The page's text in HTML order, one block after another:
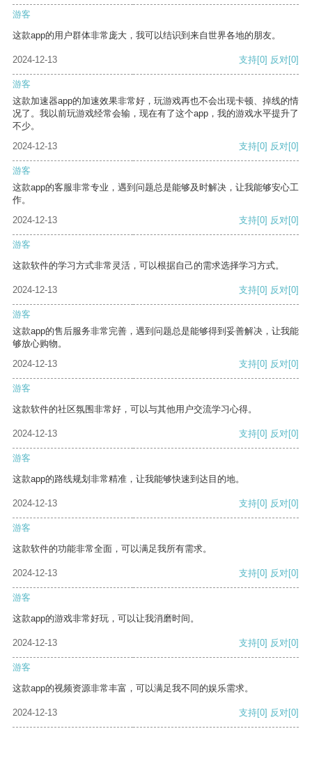
游客
这款app的用户群体非常庞大，我可以结识到来自世界各地的朋友。
2024-12-13 支持[0] 反对[0]
游客
这款加速器app的加速效果非常好，玩游戏再也不会出现卡顿、掉线的情
况了。我以前玩游戏经常会输，现在有了这个app，我的游戏水平提升了
不少。
2024-12-13
支持[0] 反对[0]
游客
这款app的客服非常专业，遇到问题总是能够及时解决，让我能够安心工
作。
2024-12-13
支持[0] 反对[0]
游客
这款软件的学习方式非常灵活，可以根据自己的需求选择学习方式。
2024-12-13 支持[0] 反对[0]
游客
这款app的售后服务非常完善，遇到问题总是能够得到妥善解决，让我能
够放心购物。
2024-12-13
支持[0] 反对[0]
游客
这款软件的社区氛围非常好，可以与其他用户交流学习心得。
2024-12-13 支持[0] 反对[0]
游客
这款app的路线规划非常精准，让我能够快速到达目的地。
2024-12-13 支持[0] 反对[0]
游客
这款软件的功能非常全面，可以满足我所有需求。
2024-12-13 支持[0] 反对[0]
游客
这款app的游戏非常好玩，可以让我消磨时间。
2024-12-13 支持[0] 反对[0]
游客
这款app的视频资源非常丰富，可以满足我不同的娱乐需求。
2024-12-13 支持[0] 反对[0]